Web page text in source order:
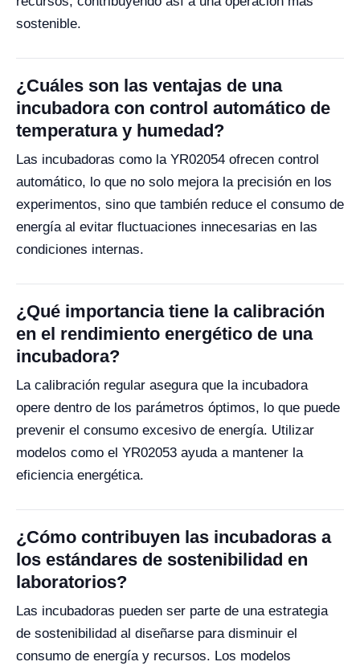
sostenible.
¿Cuáles son las ventajas de una
incubadora con control automático de
temperatura y humedad?
Las incubadoras como la YR02054 ofrecen control
automático, lo que no solo mejora la precisión en los
experimentos, sino que también reduce el consumo de
energía al evitar fluctuaciones innecesarias en las
condiciones internas.
¿Qué importancia tiene la calibración
en el rendimiento energético de una
incubadora?
La calibración regular asegura que la incubadora
opere dentro de los parámetros óptimos, lo que puede
prevenir el consumo excesivo de energía. Utilizar
modelos como el YR02053 ayuda a mantener la
eficiencia energética.
¿Cómo contribuyen las incubadoras a
los estándares de sostenibilidad en
laboratorios?
Las incubadoras pueden ser parte de una estrategia
de sostenibilidad al diseñarse para disminuir el
consumo de energía y recursos. Los modelos